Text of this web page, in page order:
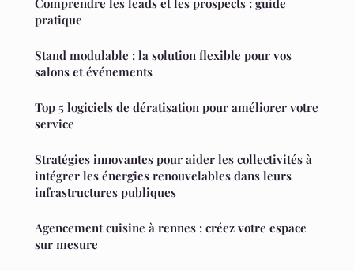
Comprendre les leads et les prospects : guide
pratique
Stand modulable : la solution flexible pour vos
salons et événements
Top 5 logiciels de dératisation pour améliorer votre
service
Stratégies innovantes pour aider les collectivités à
intégrer les énergies renouvelables dans leurs
infrastructures publiques
Agencement cuisine à rennes : créez votre espace
sur mesure